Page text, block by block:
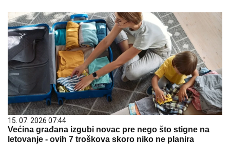
15. 07. 2026 07:44
Većina građana izgubi novac pre nego što stigne na
letovanje - ovih 7 troškova skoro niko ne planira